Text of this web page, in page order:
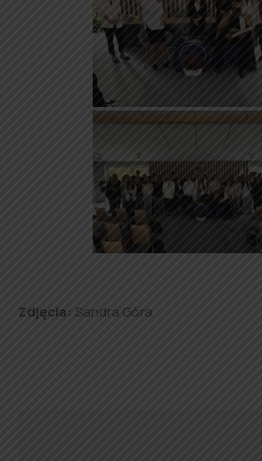
Zdjęcia: Sandra Góra.